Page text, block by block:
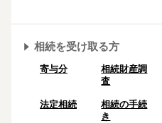
相続を受け取る方
寄与分
相続財産調
査
法定相続
相続の⼿続
き